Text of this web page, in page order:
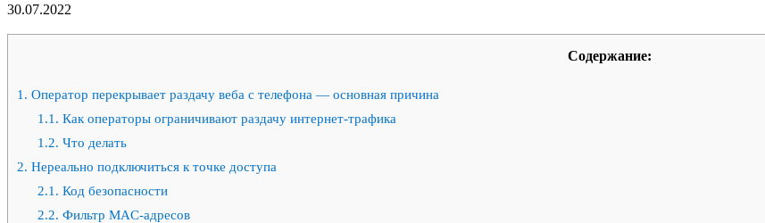
30.07.2022
Содержание:
1. Оператор перекрывает раздачу веба с телефона — основная причина
1.1. Как операторы ограничивают раздачу интернет-трафика
1.2. Что делать
2. Нереально подключиться к точке доступа
2.1. Код безопасности
2.2. Фильтр MAC-адресов